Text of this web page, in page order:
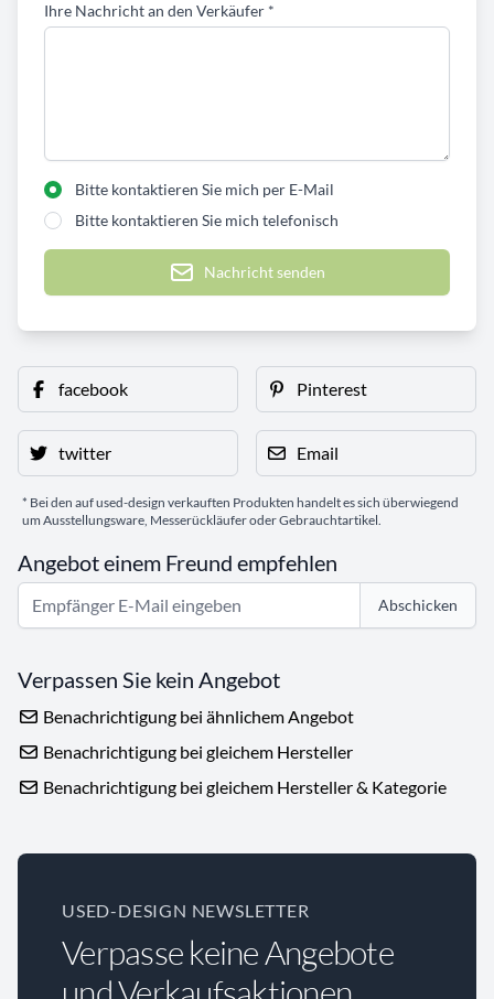
Ihre Nachricht an den Verkäufer *
Bitte kontaktieren Sie mich per E-Mail
Bitte kontaktieren Sie mich telefonisch
Nachricht senden
facebook Pinterest
twitter Email
* Bei den auf used-design verkauften Produkten handelt es sich überwiegend
um Ausstellungsware, Messerückläufer oder Gebrauchtartikel.
Angebot einem Freund empfehlen
Abschicken
Verpassen Sie kein Angebot
Benachrichtigung bei ähnlichem Angebot
Benachrichtigung bei gleichem Hersteller
Benachrichtigung bei gleichem Hersteller & Kategorie
USED-DESIGN NEWSLETTER
Verpasse keine Angebote